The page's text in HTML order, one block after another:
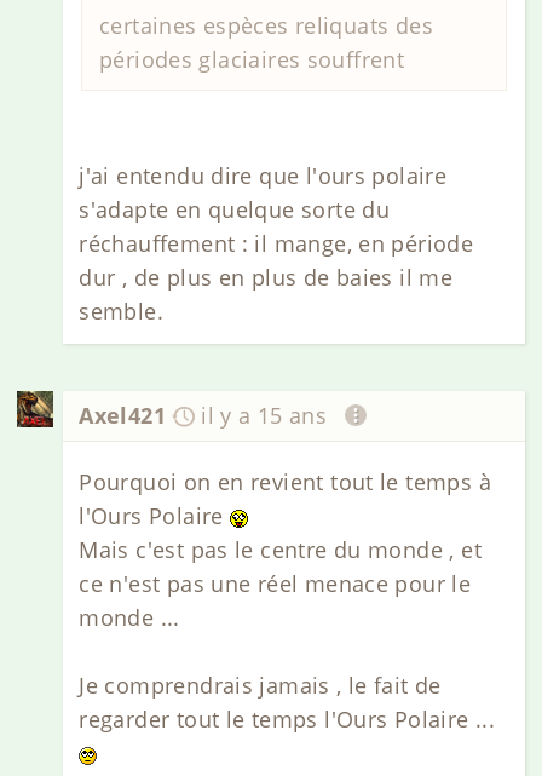
certaines espèces reliquats des
périodes glaciaires souffrent
j'ai entendu dire que l'ours polaire
s'adapte en quelque sorte du
réchauffement : il mange, en période
dur , de plus en plus de baies il me
semble.
Axel421 il y a 15 ans
Pourquoi on en revient tout le temps à
l'Ours Polaire
Mais c'est pas le centre du monde , et
ce n'est pas une réel menace pour le
monde ...
Je comprendrais jamais , le fait de
regarder tout le temps l'Ours Polaire ...